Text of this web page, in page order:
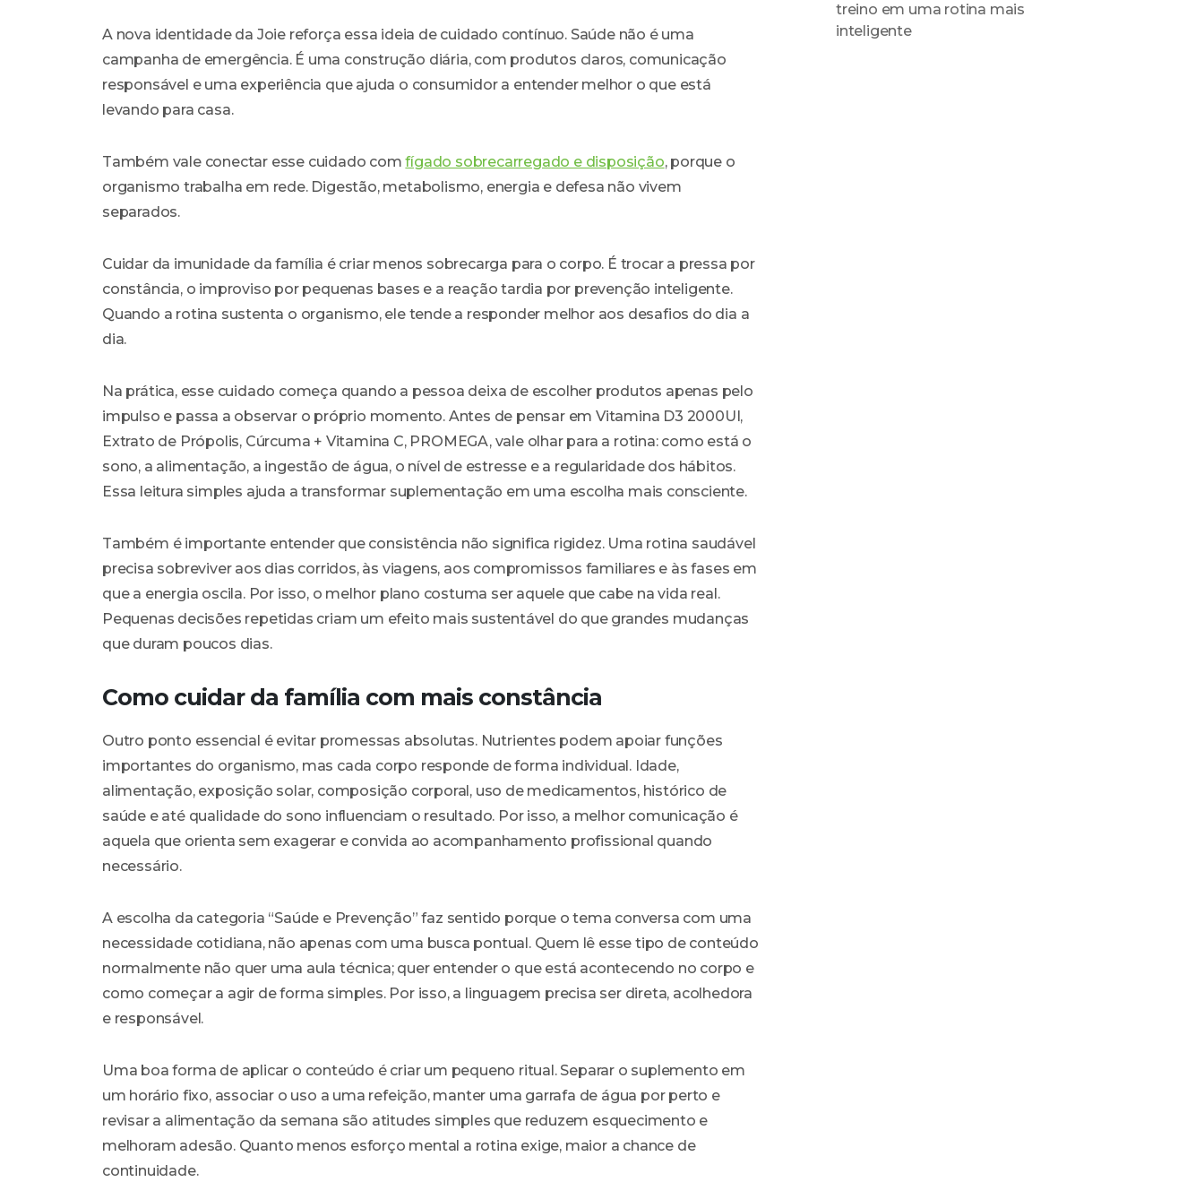
A nova identidade da Joie reforça essa ideia de cuidado contínuo. Saúde não é uma
campanha de emergência. É uma construção diária, com produtos claros, comunicação
responsável e uma experiência que ajuda o consumidor a entender melhor o que está
levando para casa.
Também vale conectar esse cuidado comfígado sobrecarregado e disposição, porque o
organismo trabalha em rede. Digestão, metabolismo, energia e defesa não vivem
separados.
Cuidar da imunidade da família é criar menos sobrecarga para o corpo. É trocar a pressa por
constância, o improviso por pequenas bases e a reação tardia por prevenção inteligente.
Quando a rotina sustenta o organismo, ele tende a responder melhor aos desafios do dia a
dia.
Na prática, esse cuidado começa quando a pessoa deixa de escolher produtos apenas pelo
impulso e passa a observar o próprio momento. Antes de pensar em Vitamina D3 2000UI,
Extrato de Própolis, Cúrcuma + Vitamina C, PROMEGA, vale olhar para a rotina: como está o
sono, a alimentação, a ingestão de água, o nível de estresse e a regularidade dos hábitos.
Essa leitura simples ajuda a transformar suplementação em uma escolha mais consciente.
Também é importante entender que consistência não significa rigidez. Uma rotina saudável
precisa sobreviver aos dias corridos, às viagens, aos compromissos familiares e às fases em
que a energia oscila. Por isso, o melhor plano costuma ser aquele que cabe na vida real.
Pequenas decisões repetidas criam um efeito mais sustentável do que grandes mudanças
que duram poucos dias.
Como cuidar da família com mais constância
Outro ponto essencial é evitar promessas absolutas. Nutrientes podem apoiar funções
importantes do organismo, mas cada corpo responde de forma individual. Idade,
alimentação, exposição solar, composição corporal, uso de medicamentos, histórico de
saúde e até qualidade do sono influenciam o resultado. Por isso, a melhor comunicação é
aquela que orienta sem exagerar e convida ao acompanhamento profissional quando
necessário.
A escolha da categoria “Saúde e Prevenção” faz sentido porque o tema conversa com uma
necessidade cotidiana, não apenas com uma busca pontual. Quem lê esse tipo de conteúdo
normalmente não quer uma aula técnica; quer entender o que está acontecendo no corpo e
como começar a agir de forma simples. Por isso, a linguagem precisa ser direta, acolhedora
e responsável.
Uma boa forma de aplicar o conteúdo é criar um pequeno ritual. Separar o suplemento em
um horário fixo, associar o uso a uma refeição, manter uma garrafa de água por perto e
revisar a alimentação da semana são atitudes simples que reduzem esquecimento e
melhoram adesão. Quanto menos esforço mental a rotina exige, maior a chance de
continuidade.
treino em uma rotina mais
inteligente